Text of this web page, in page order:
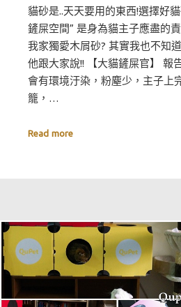
貓砂是..天天要用的東西!選擇好
鏟屎空間” 是身為貓主子應盡的
我家獨愛木屑砂? 其實我也不知
他跟大家說!! 【大貓鏟屎官】 報
會有環境汙染，粉塵少，主子上
籠，…
Read more